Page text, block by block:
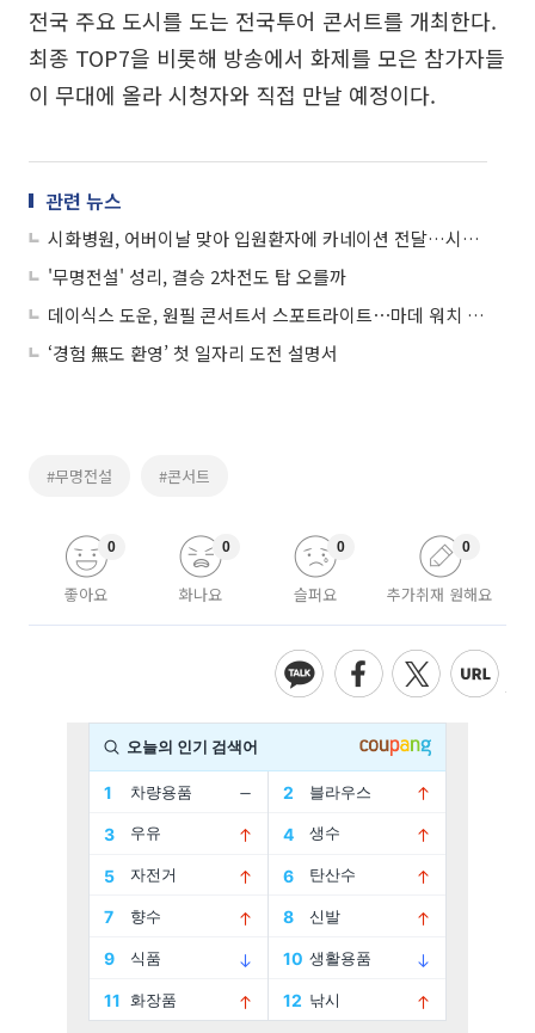
전국 주요 도시를 도는 전국투어 콘서트를 개최한다.
최종 TOP7을 비롯해 방송에서 화제를 모은 참가자들
이 무대에 올라 시청자와 직접 만날 예정이다.
관련 뉴스
시화병원, 어버이날 맞아 입원환자에 카네이션 전달…시흥시립합창단 '효 콘서트'도
'무명전설' 성리, 결승 2차전도 탑 오를까
데이식스 도운, 원필 콘서트서 스포트라이트⋯마데 워치 잡고 열창(?)
‘경험 無도 환영’ 첫 일자리 도전 설명서
#무명전설 #콘서트
좋아요
0
화나요
0
슬퍼요
0
추가취재 원해요
0